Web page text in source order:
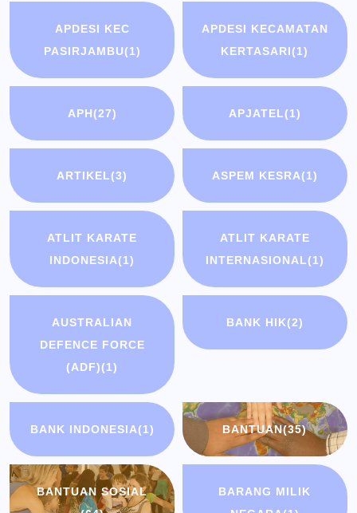
APDESI KEC
PASIRJAMBU(1)
APDESI KECAMATAN
KERTASARI(1)
APH(27) APJATEL(1)
ARTIKEL(3) ASPEM KESRA(1)
ATLIT KARATE
INDONESIA(1)
ATLIT KARATE
INTERNASIONAL(1)
AUSTRALIAN
DEFENCE FORCE
(ADF)(1)
BANK HIK(2)
BANK INDONESIA(1) BANTUAN(35)
BANTUAN SOSIAL
BARANG MILIK